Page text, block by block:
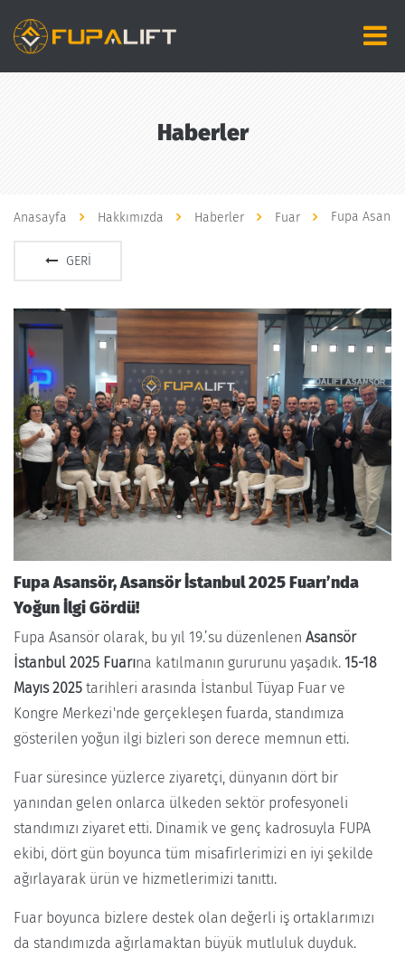
Haberler
Anasayfa Hakkımızda Haberler Fuar Fupa
GERI
Fupa Asansör, Asansör İstanbul 2025 Fuarı’nda
Yoğun İlgi Gördü!
Fupa Asansör olarak, bu yıl 19.’su düzenlenen Asansör
İstanbul 2025 Fuarına katılmanın gururunu yaşadık. 15-18
Mayıs 2025 tarihleri arasında İstanbul Tüyap Fuar ve
Kongre Merkezi'nde gerçekleşen fuarda, standımıza
gösterilen yoğun ilgi bizleri son derece memnun etti.
Fuar süresince yüzlerce ziyaretçi, dünyanın dört bir
yanından gelen onlarca ülkeden sektör profesyoneli
standımızı ziyaret etti. Dinamik ve genç kadrosuyla FUPA
ekibi, dört gün boyunca tüm misafirlerimizi en iyi şekilde
ağırlayarak ürün ve hizmetlerimizi tanıttı.
Fuar boyunca bizlere destek olan değerli iş ortaklarımızı
da standımızda ağırlamaktan büyük mutluluk duyduk.